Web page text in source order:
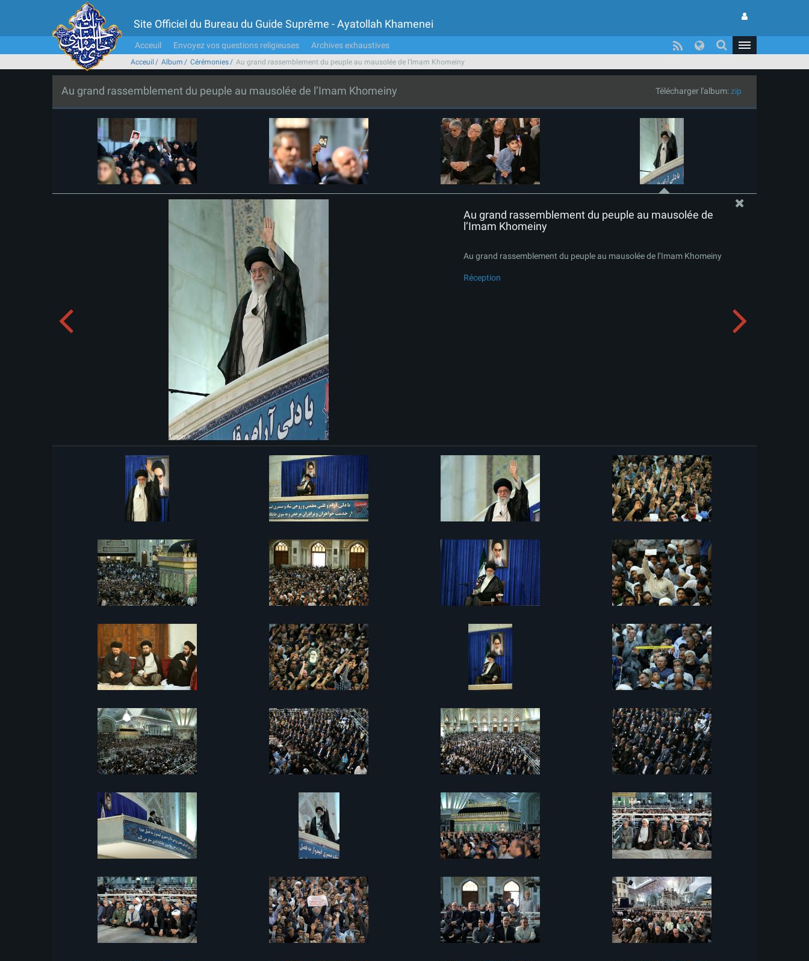
Site Officiel du Bureau du Guide Suprême - Ayatollah Khamenei
Acceuil Envoyez vos questions religieuses Archives exhaustives
Acceuil Album Cérémonies Au grand rassemblement du peuple au mausolée de l’Imam Khomeiny
Au grand rassemblement du peuple au mausolée de l’Imam Khomeiny Télécharger l'album:zip
Au grand rassemblement du peuple au mausolée de
l’Imam Khomeiny
Au grand rassemblement du peuple au mausolée de l’Imam Khomeiny
Réception